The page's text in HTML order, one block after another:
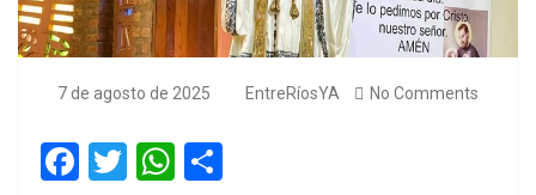
7 de agosto de 2025 EntreRíosYA No Comments
F
T
W